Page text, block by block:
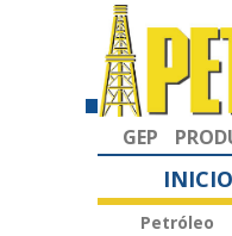
GEP
INICIO
Petróleo